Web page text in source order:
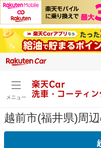
メニュー
楽天Car
洗車・コーティン
越前市(福井県)周